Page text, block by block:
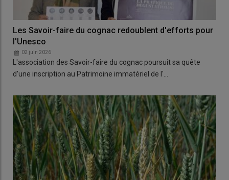
Les Savoir-faire du cognac redoublent d'efforts pour
l'Unesco
02 juin 2026
L'association des Savoir-faire du cognac poursuit sa quête
d'une inscription au Patrimoine immatériel de l'…